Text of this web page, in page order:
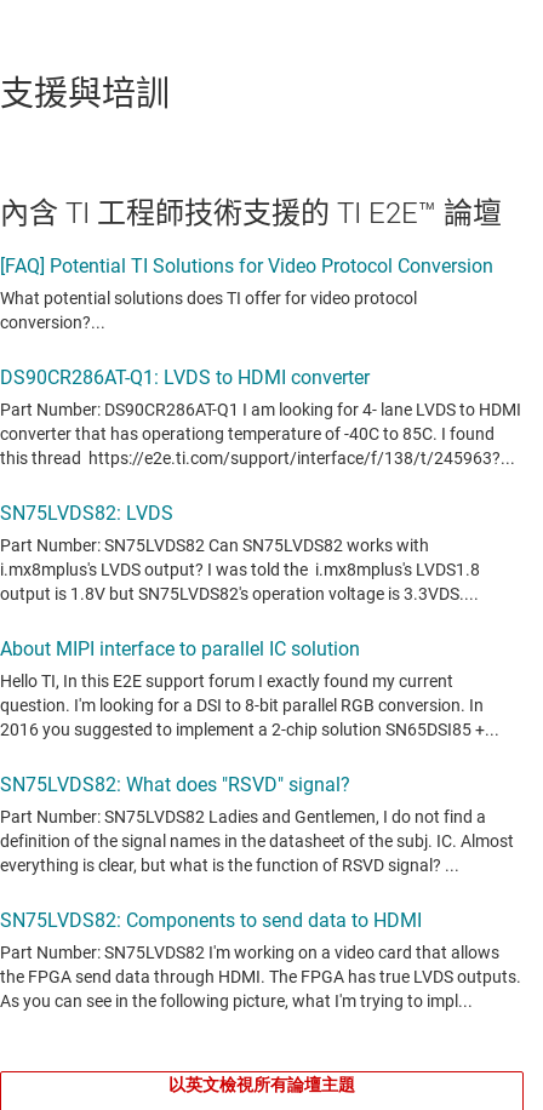
支援與培訓
內含 TI 工程師技術支援的 TI E2E™ 論壇
以英文檢視所有論壇主題